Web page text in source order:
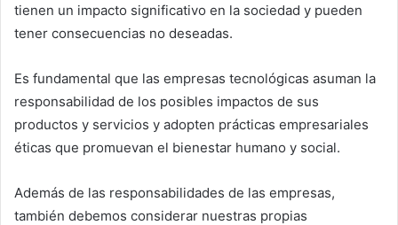
tienen un impacto significativo en la sociedad y pueden
tener consecuencias no deseadas.
Es fundamental que las empresas tecnológicas asuman la
responsabilidad de los posibles impactos de sus
productos y servicios y adopten prácticas empresariales
éticas que promuevan el bienestar humano y social.
Además de las responsabilidades de las empresas,
también debemos considerar nuestras propias